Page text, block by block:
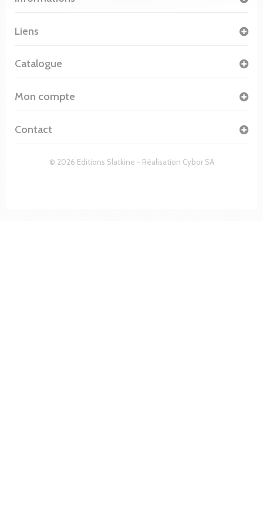
© 2026 Editions Slatkine - Réalisation Cybor SA
Liens
Catalogue
Mon compte
Contact